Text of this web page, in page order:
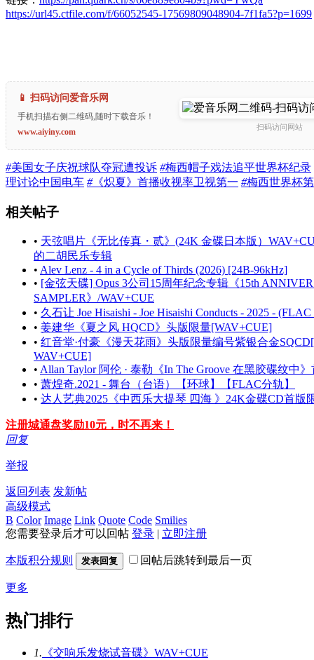
https://url45.ctfile.com/f/66052545-17569809048904-7f1fa5?p=1699
📱 扫码访问爱音乐网
手机扫描右侧二维码,随时下载音乐！
www.aiyiny.com
扫码访问网站
#美国女子庆祝球队夺冠遭投诉 #梅西帽子戏法追平世界杯纪录
理讨论中国电车 #《炽夏》首播收视率卫视第一 #梅西世界杯
相关帖子
• 天弦唱片《无比传真・贰》(24K 金碟日本版）
的二胡民乐专辑
• Alev Lenz - 4 in a Cycle of Thirds (2026) [24B-96kHz]
• [金弦天碟] Opus 3公司15周年纪念专辑《15th
SAMPLER》/WAV+CUE
• 久石让 Joe Hisaishi - Joe Hisaishi Conducts - 2025 -
• 姜建华《夏之风 HQCD》头版限量[WAV+CUE]
• 红音堂·付豪《漫天花雨》头版限量编号紫银合金
WAV+CUE]
• Allan Taylor 阿伦 · 泰勒《In The Groove 在黑胶碟纹中
• 萧煌奇.2021 - 舞台（台语）【环球】【FLAC分轨】
• 达人艺典2025《中西乐大提琴 四海 》24K金碟CD首版
注册城通盘奖励10元，时不再来！
回复
举报
返回列表 发新帖
高级模式
B Color Image Link Quote Code Smilies
您需要登录后才可以回帖 登录 | 立即注册
本版积分规则 发表回复 回帖后跳转到最后一页
更多
热门排行
1. 《交响乐发烧试音碟》WAV+CUE